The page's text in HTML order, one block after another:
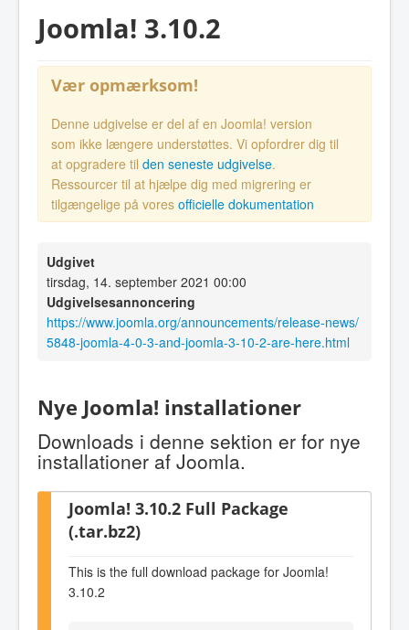
Joomla! 3.10.2
Vær opmærksom!
Denne udgivelse er del af en Joomla! version
som ikke længere understøttes. Vi opfordrer dig til
at opgradere til den seneste udgivelse.
Ressourcer til at hjælpe dig med migrering er
tilgængelige på vores officielle dokumentation
Udgivet
tirsdag, 14. september 2021 00:00
Udgivelsesannoncering
https://www.joomla.org/announcements/release-news/
5848-joomla-4-0-3-and-joomla-3-10-2-are-here.html
Nye Joomla! installationer
Downloads i denne sektion er for nye
installationer af Joomla.
Joomla! 3.10.2 Full Package
(.tar.bz2)
This is the full download package for Joomla!
3.10.2